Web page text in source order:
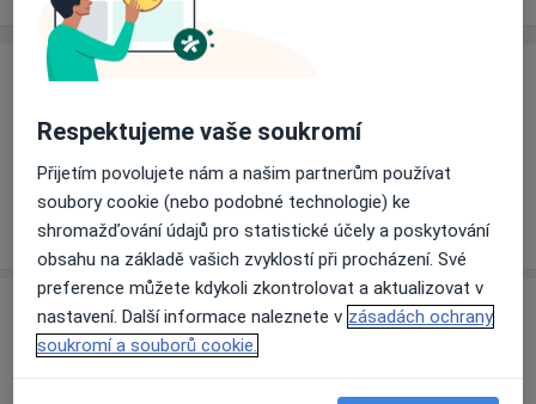
Ceník
Informace o službách a cenách nejsou k dispozici
Tento specialista ještě nepřidával žádné informace o
svých službách.
Adresa
41155
Respektujeme vaše soukromí
Přijetím povolujete nám a našim partnerům používat
soubory cookie (nebo podobné technologie) ke
shromažďování údajů pro statistické účely a poskytování
obsahu na základě vašich zvyklostí při procházení. Své
preference můžete kdykoli zkontrolovat a aktualizovat v
nastavení. Další informace naleznete v zásadách ochrany
soukromí a souborů cookie.